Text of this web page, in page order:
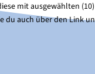
mit ausgewählten
du auch über den Link